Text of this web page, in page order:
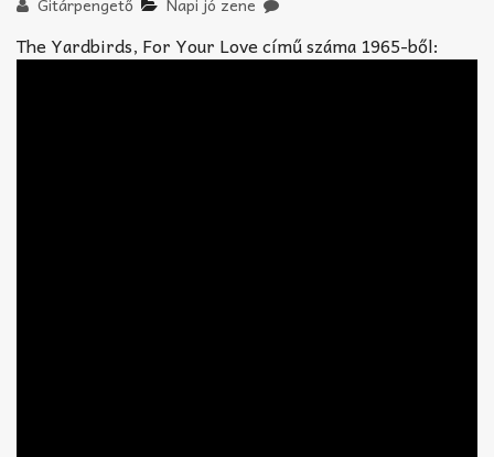
TABok
The Yardbirds, For Your Love című száma 1965-ből: